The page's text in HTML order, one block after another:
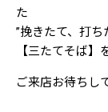
た
”挽きたて、打ち
【三たてそば】
ご来店お待ちし